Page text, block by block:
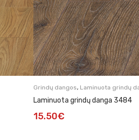
Grindų dangos, Laminuota grindų
Laminuota grindų danga 3484
15.50€